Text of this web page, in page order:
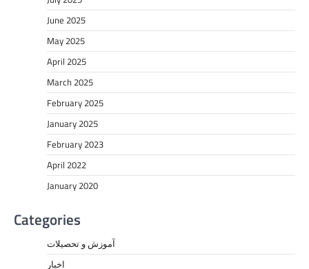
June 2025
May 2025
April 2025
March 2025
February 2025
January 2025
February 2023
April 2022
January 2020
Categories
آموزش و تحصیلات
اخبار